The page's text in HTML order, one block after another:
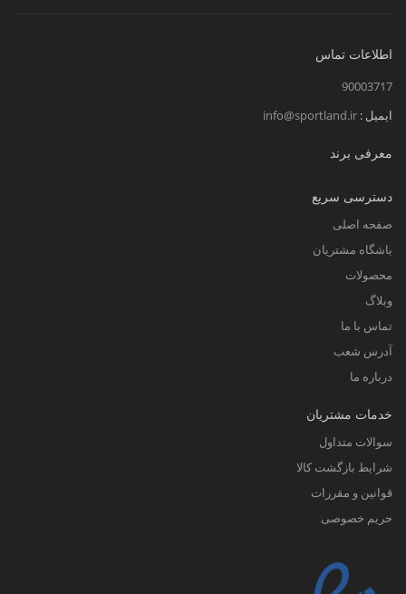
اطلاعات تماس
90003717
ایمیل : info@sportland.ir
معرفی برند
دسترسی سریع
صفحه اصلی
باشگاه مشتریان
محصولات
وبلاگ
تماس با ما
آدرس شعب
درباره ما
خدمات مشتریان
سوالات متداول
شرایط بازگشت کالا
قوانین و مقررات
حریم خصوصی